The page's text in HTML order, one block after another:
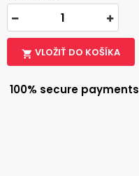
 VLOŽIŤ DO KOŠÍKA
100% secure payments